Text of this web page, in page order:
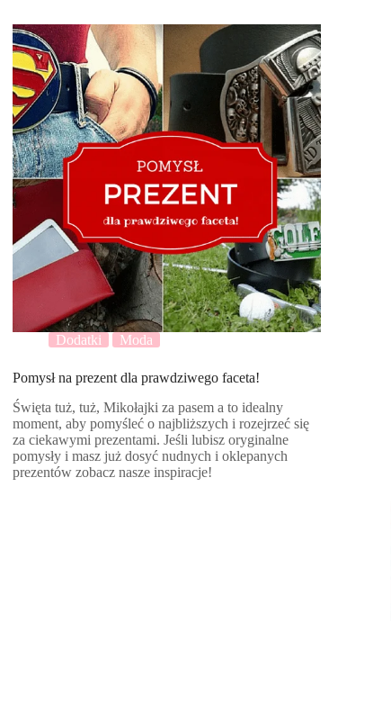
Dodatki Moda
Pomysł na prezent dla prawdziwego faceta!
Święta tuż, tuż, Mikołajki za pasem a to idealny
moment, aby pomyśleć o najbliższych i rozejrzeć się
za ciekawymi prezentami. Jeśli lubisz oryginalne
pomysły i masz już dosyć nudnych i oklepanych
prezentów zobacz nasze inspiracje!